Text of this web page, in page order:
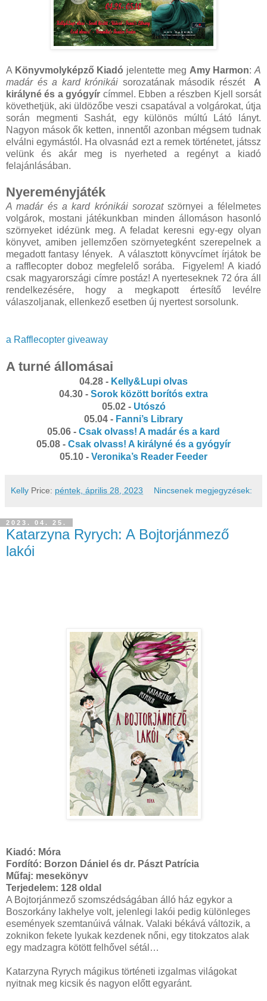
A Könyvmolyképző Kiadó jelentette meg Amy Harmon:A
madár és a kard krónikái sorozatának második részét A
királyné és a gyógyír címmel. Ebben a részben Kjell sorsát
követhetjük, aki üldözőbe veszi csapatával a volgárokat, útja
során megmenti Sashát, egy különös múltú Látó lányt.
Nagyon mások ők ketten, innentől azonban mégsem tudnak
elválni egymástól. Ha olvasnád ezt a remek történetet, játssz
velünk és akár meg is nyerheted a regényt a kiadó
felajánlásában.
Nyereményjáték
A madár és a kard krónikái sorozatszörnyei a félelmetes
volgárok, mostani játékunkban minden állomáson hasonló
szörnyeket idézünk meg. A feladat keresni egy-egy olyan
könyvet, amiben jellemzően szörnyetegként szerepelnek a
megadott fantasy lények. A választott könyvcímet írjátok be
a rafflecopter doboz megfelelő sorába. Figyelem! A kiadó
csak magyarországi címre postáz! A nyerteseknek 72 óra áll
rendelkezésére, hogy a megkapott értesítő levélre
válaszoljanak, ellenkező esetben új nyertest sorsolunk.
a Rafflecopter giveaway
A turné állomásai
04.28 - Kelly&Lupi olvas
04.30 - Sorok között borítós extra
05.02 - Utószó
05.04 - Fanni’s Library
05.06 - Csak olvass! A madár és a kard
05.08 - Csak olvass! A királyné és a gyógyír
05.10 - Veronika’s Reader Feeder
Kelly Price: péntek, április 28, 2023 Nincsenek megjegyzések:
2023. 04. 25.
Katarzyna Ryrych: A Bojtorjánmező
lakói
Kiadó: Móra
Fordító: Borzon Dániel és dr. Pászt Patrícia
Műfaj: mesekönyv
Terjedelem: 128 oldal
A Bojtorjánmező szomszédságában álló ház egykor a
Boszorkány lakhelye volt, jelenlegi lakói pedig különleges
események szemtanúivá válnak. Valaki békává változik, a
zoknikon fekete lyukak kezdenek nőni, egy titokzatos alak
egy madzagra kötött felhővel sétál…
Katarzyna Ryrych mágikus történeti izgalmas világokat
nyitnak meg kicsik és nagyon előtt egyaránt.